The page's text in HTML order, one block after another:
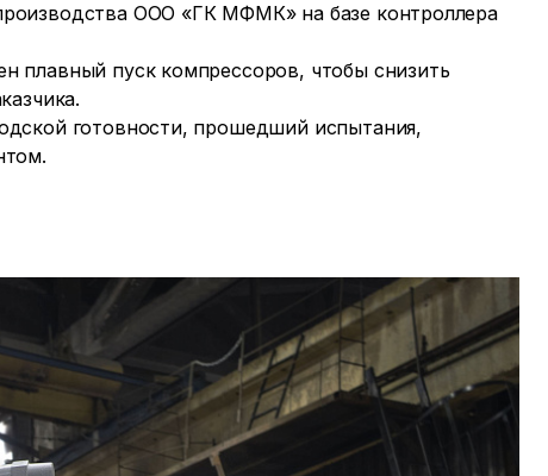
ООО «ГК МФМК» на базе контроллера
плавный пуск компрессоров, чтобы снизить
готовности, прошедший испытания,